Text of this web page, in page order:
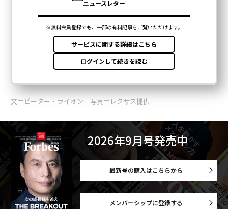
文＝ピーター・ライオン 写真＝レクサス提供
2026年9月号発売中
最新号の購入はこちらから
メンバーシップに登録する